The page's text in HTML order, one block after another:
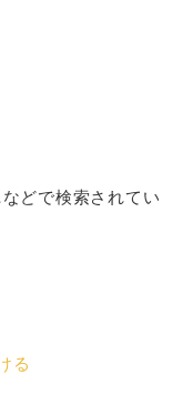
で検索されてい
る